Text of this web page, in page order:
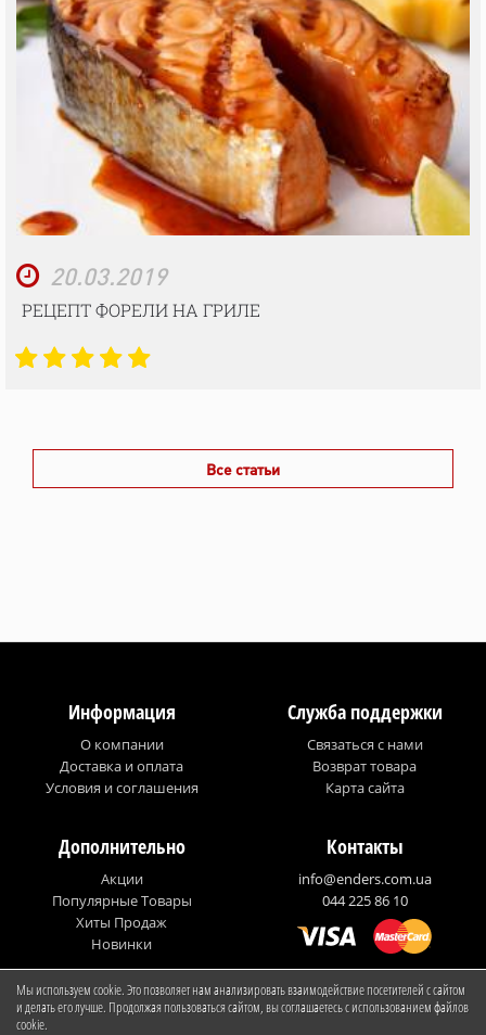
20.03.2019
РЕЦЕПТ ФОРЕЛИ НА ГРИЛЕ
Все статьи
Информация
О компании
Доставка и оплата
Условия и соглашения
Служба поддержки
Связаться с нами
Возврат товара
Карта сайта
Дополнительно
Акции
Популярные Товары
Хиты Продаж
Новинки
Контакты
info@enders.com.ua
044 225 86 10
© Enders Ukraine
Мы используем cookie. Это позволяет нам анализировать взаимодействие посетителей с сайтом
и делать его лучше. Продолжая пользоваться сайтом, вы соглашаетесь с использованием файлов
cookie.